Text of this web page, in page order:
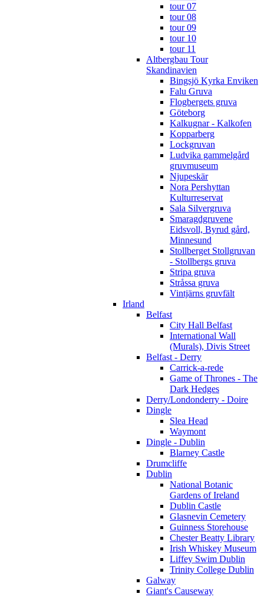
tour 07
tour 08
tour 09
tour 10
tour 11
Altbergbau Tour
Skandinavien
Bingsjö Kyrka Enviken
Falu Gruva
Flogbergets gruva
Göteborg
Kalkugnar - Kalkofen
Kopparberg
Lockgruvan
Ludvika gammelgård
gruvmuseum
Njupeskär
Nora Pershyttan
Kulturreservat
Sala Silvergruva
Smaragdgruvene
Eidsvoll, Byrud gård,
Minnesund
Stollberget Stollgruvan
- Stollbergs gruva
Stripa gruva
Stråssa gruva
Vintjärns gruvfält
Irland
Belfast
City Hall Belfast
International Wall
(Murals), Divis Street
Belfast - Derry
Carrick-a-rede
Game of Thrones - The
Dark Hedges
Derry/Londonderry - Doire
Dingle
Slea Head
Waymont
Dingle - Dublin
Blarney Castle
Drumcliffe
Dublin
National Botanic
Gardens of Ireland
Dublin Castle
Glasnevin Cemetery
Guinness Storehouse
Chester Beatty Library
Irish Whiskey Museum
Liffey Swim Dublin
Trinity College Dublin
Galway
Giant's Causeway